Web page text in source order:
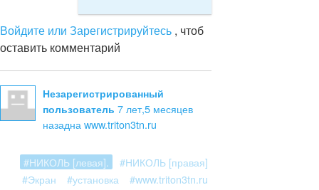
Войдите или Зарегистрируйтесь , чтоб
оставить комментарий
Незарегистрированный
пользователь 7 лет,5 месяцев
назадна www.triton3tn.ru
#НИКОЛЬ [левая].
#НИКОЛЬ [правая]
#Экран
#установка #www.triton3tn.ru